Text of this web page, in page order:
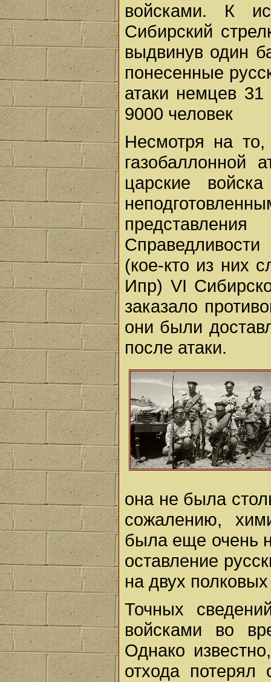
войсками. К
Сибирский
выдвинув один
понесенные
атаки немцев 31
9000 человек
Несмотря на то,
газобаллонной
царские
(кое-кто из них
Ипр) VI
заказало
они были
после атаки.
она не была
сожалению,
была еще очень
оставление
на двух
Точных
войсками во
Однако
отхода потерял